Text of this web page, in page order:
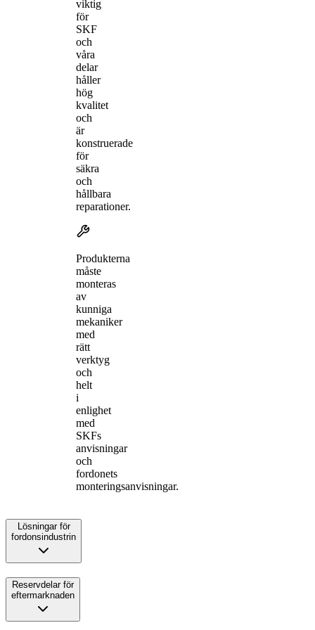
viktig
för
SKF
och
våra
delar
håller
hög
kvalitet
och
är
konstruerade
för
säkra
och
hållbara
reparationer.
Produkterna
måste
monteras
av
kunniga
mekaniker
med
rätt
verktyg
och
helt
i
enlighet
med
SKFs
anvisningar
och
fordonets
monteringsanvisningar.
Lösningar för
fordonsindustrin
Reservdelar för
eftermarknaden